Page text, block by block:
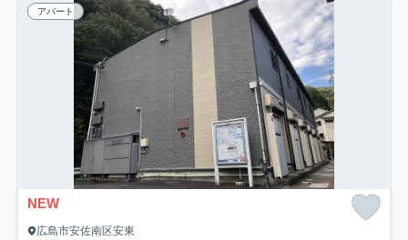
アパート
NEW
広島市安佐南区安東